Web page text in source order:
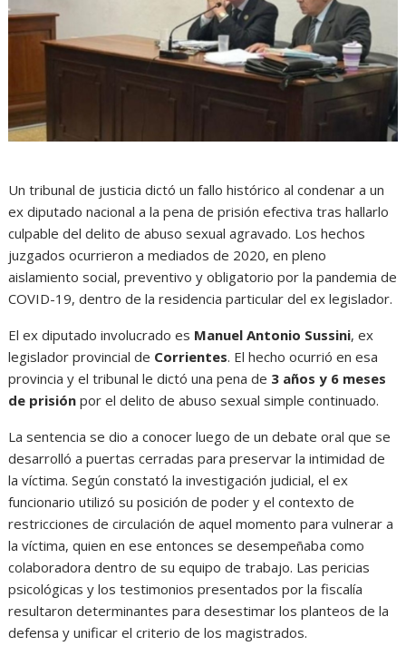
Un tribunal de justicia dictó un fallo histórico al condenar a un
ex diputado nacional a la pena de prisión efectiva tras hallarlo
culpable del delito de abuso sexual agravado. Los hechos
juzgados ocurrieron a mediados de 2020, en pleno
aislamiento social, preventivo y obligatorio por la pandemia de
COVID-19, dentro de la residencia particular del ex legislador.
El ex diputado involucrado es Manuel Antonio Sussini, ex
legislador provincial de Corrientes. El hecho ocurrió en esa
provincia y el tribunal le dictó una pena de 3 años y 6 meses
de prisión por el delito de abuso sexual simple continuado.
La sentencia se dio a conocer luego de un debate oral que se
desarrolló a puertas cerradas para preservar la intimidad de
la víctima. Según constató la investigación judicial, el ex
funcionario utilizó su posición de poder y el contexto de
restricciones de circulación de aquel momento para vulnerar a
la víctima, quien en ese entonces se desempeñaba como
colaboradora dentro de su equipo de trabajo. Las pericias
psicológicas y los testimonios presentados por la fiscalía
resultaron determinantes para desestimar los planteos de la
defensa y unificar el criterio de los magistrados.